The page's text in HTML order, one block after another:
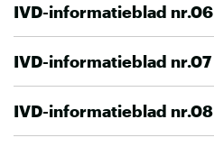
IVD-informatieblad nr.06
IVD-informatieblad nr.07
IVD-informatieblad nr.08